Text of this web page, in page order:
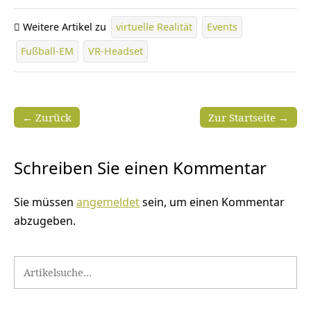
Weitere Artikel zu virtuelle Realität
Events
Fußball-EM
VR-Headset
Zur Startseite →
← Zurück
Schreiben Sie einen Kommentar
Sie müssen angemeldetsein, um einen Kommentar
abzugeben.